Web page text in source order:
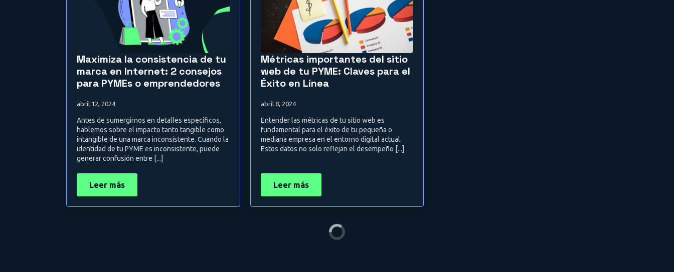
Maximiza la consistencia de tu
marca en Internet: 2 consejos
para PYMEs o emprendedores
abril 12, 2024
Antes de sumergirnos en detalles específicos,
hablemos sobre el impacto tanto tangible como
intangible de una marca inconsistente. Cuando la
identidad de tu PYME es inconsistente, puede
generar confusión entre [...]
Leer más
Métricas importantes del sitio
web de tu PYME: Claves para el
Éxito en Línea
abril 8, 2024
Entender las métricas de tu sitio web es
fundamental para el éxito de tu pequeña o
mediana empresa en el entorno digital actual.
Estos datos no solo reflejan el desempeño [...]
Leer más